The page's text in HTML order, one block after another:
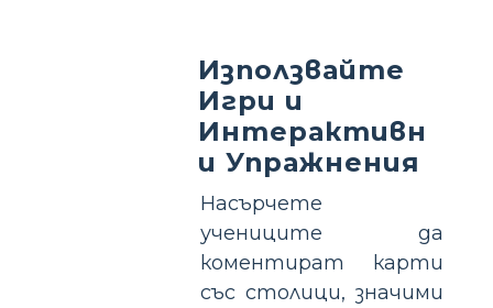
Използвайте
Игри и
Интерактивн
и Упражнения
Насърчете
учениците да
коментират карти
със столици, значими